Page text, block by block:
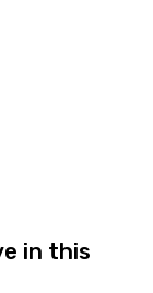
in this